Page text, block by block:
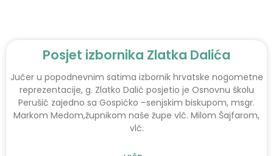
Posjet izbornika Zlatka Dalića
Jučer u popodnevnim satima izbornik hrvatske nogometne
reprezentacije, g. Zlatko Dalić posjetio je Osnovnu školu
Perušić zajedno sa Gospićko –senjskim biskupom, msgr.
Markom Medom,župnikom naše župe vlč. Milom Šajfarom,
vlč.